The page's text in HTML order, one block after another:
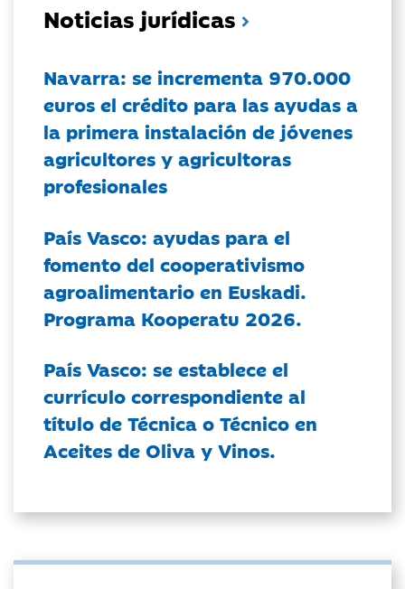
Noticias jurídicas
Navarra: se incrementa 970.000
euros el crédito para las ayudas a
la primera instalación de jóvenes
agricultores y agricultoras
profesionales
País Vasco: ayudas para el
fomento del cooperativismo
agroalimentario en Euskadi.
Programa Kooperatu 2026.
País Vasco: se establece el
currículo correspondiente al
título de Técnica o Técnico en
Aceites de Oliva y Vinos.